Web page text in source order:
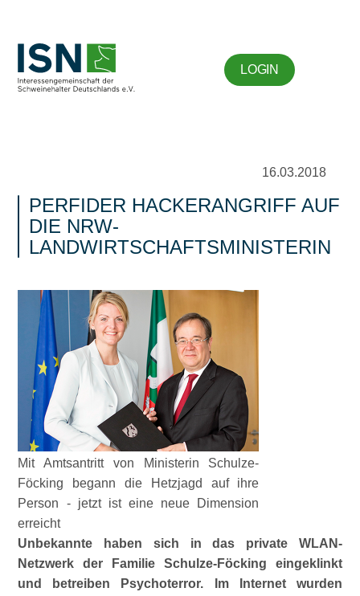
LOGIN
16.03.2018
PERFIDER HACKERANGRIFF AUF
DIE NRW-
LANDWIRTSCHAFTSMINISTERIN
Mit Amtsantritt von Ministerin Schulze-
Föcking begann die Hetzjagd auf ihre
Person - jetzt ist eine neue Dimension
erreicht
Unbekannte haben sich in das private WLAN-
Netzwerk der Familie Schulze-Föcking eingeklinkt
und betreiben Psychoterror. Im Internet wurden